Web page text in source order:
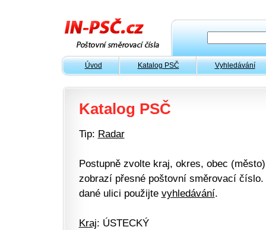
Úvod Katalog PSČ Vyhledávání
Katalog PSČ
Tip: Radar
Postupně zvolte kraj, okres, obec
zobrazí přesné poštovní směrovací
dané ulici použijte vyhledávání.
Kraj: ÚSTECKÝ